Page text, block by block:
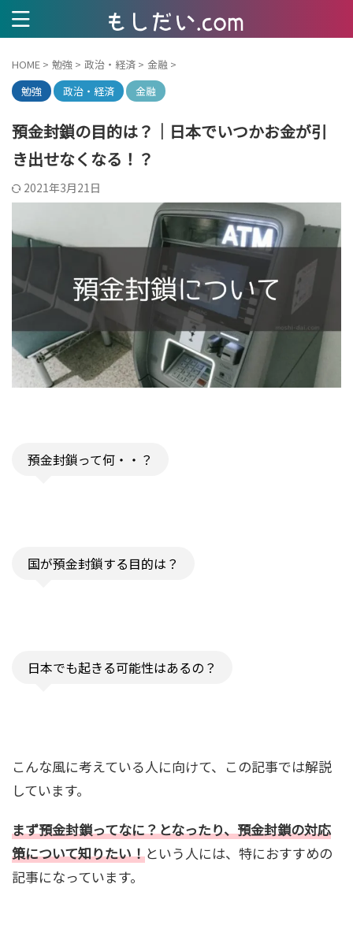
HOME > 勉強 > 政治・経済 > 金融 >
勉強
政治・経済 金融
預金封鎖の目的は？｜日本でいつかお金が引
き出せなくなる！？
2021年3月21日
預金封鎖って何・・？
国が預金封鎖する目的は？
日本でも起きる可能性はあるの？
こんな風に考えている人に向けて、この記事では解説
しています。
まず預金封鎖ってなに？となったり、預金封鎖の対応
策について知りたい！という人には、特におすすめの
記事になっています。